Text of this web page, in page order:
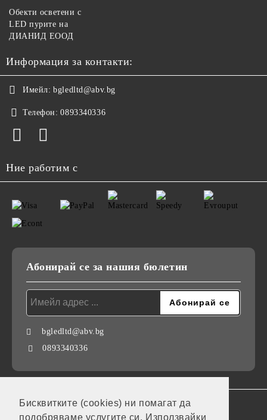
Бисквитките (cookies) ни помагат да
подобряваме услугите си. Използвайки
Обекти осветени с
LED пурите на
ДИАНИД ЕООД
Информация за контакти:
Имейл: bgledltd@abv.bg
Телефон: 0893340336
Ние работим с
Абонирай се за нашия бюлетин
bgledltd@abv.bg
0893340336
GDPR